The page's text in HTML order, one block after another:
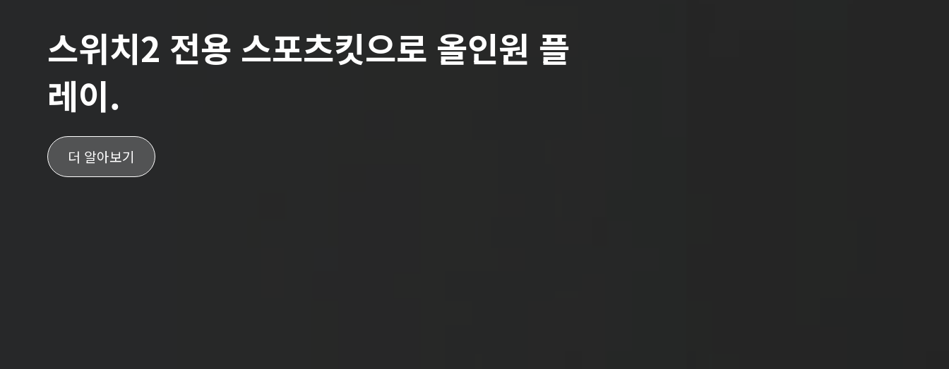
스위치2 전용 스포츠킷으로 올인원 플
레이.
더 알아보기